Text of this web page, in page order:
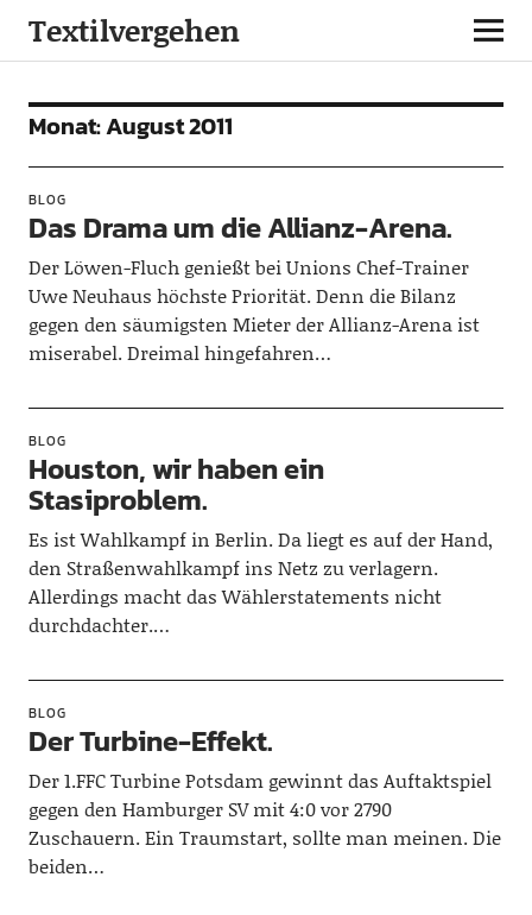
Textilvergehen
Monat:August 2011
BLOG
Das Drama um die Allianz-Arena.
Der Löwen-Fluch genießt bei Unions Chef-Trainer
Uwe Neuhaus höchste Priorität. Denn die Bilanz
gegen den säumigsten Mieter der Allianz-Arena ist
miserabel. Dreimal hingefahren…
BLOG
Houston, wir haben ein
Stasiproblem.
Es ist Wahlkampf in Berlin. Da liegt es auf der Hand,
den Straßenwahlkampf ins Netz zu verlagern.
Allerdings macht das Wählerstatements nicht
durchdachter.…
BLOG
Der Turbine-Effekt.
Der 1.FFC Turbine Potsdam gewinnt das Auftaktspiel
gegen den Hamburger SV mit 4:0 vor 2790
Zuschauern. Ein Traumstart, sollte man meinen. Die
beiden…